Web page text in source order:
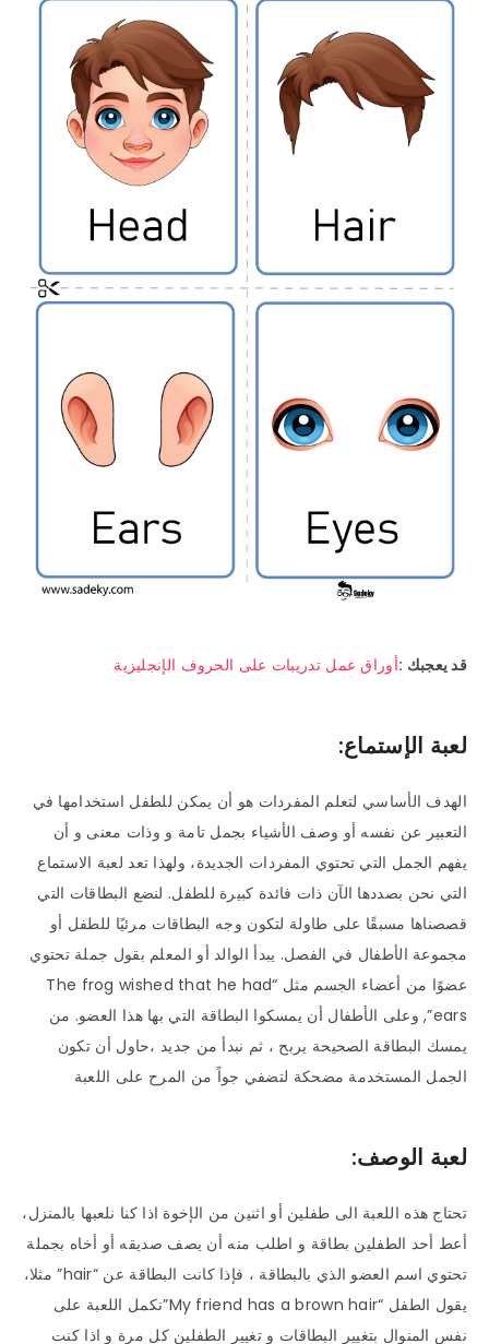
قد يعجبك :أوراق عمل تدريبات على الحروف الإنجليزية
لعبة الإستماع:
الهدف الأساسي لتعلم المفردات هو أن يمكن للطفل استخدامها في
التعبير عن نفسه أو وصف الأشياء بجمل تامة و وذات معنى و أن
يفهم الجمل التي تحتوي المفردات الجديدة، ولهذا تعد لعبة الاستماع
التي نحن بصددها الآن ذات فائدة كبيرة للطفل. لنضع البطاقات التي
قصصناها مسبقًا على طاولة لتكون وجه البطاقات مرئيًا للطفل أو
مجموعة الأطفال في الفصل. يبدأ الوالد أو المعلم بقول جملة تحتوي
عضوًا من أعضاء الجسم مثل “The frog wished that he had
ears”, وعلى الأطفال أن يمسكوا البطاقة التي بها هذا العضو. من
يمسك البطاقة الصحيحة يربح ، ثم نبدأ من جديد ،حاول أن تكون
الجمل المستخدمة مضحكة لتضفي جواً من المرح على اللعبة
لعبة الوصف:
تحتاج هذه اللعبة الى طفلين أو اثنين من الإخوة اذا كنا نلعبها بالمنزل،
أعط أحد الطفلين بطاقة و اطلب منه أن يصف صديقه أو أخاه بجملة
تحتوي اسم العضو الذي بالبطاقة ، فإذا كانت البطاقة عن “hair” مثلا،
يقول الطفل “My friend has a brown hair”نكمل اللعبة على
نفس المنوال بتغيير البطاقات و تغيير الطفلين كل مرة و اذا كنت